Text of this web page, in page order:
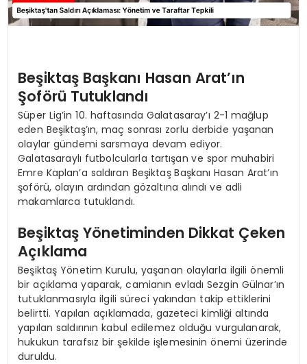
Beşiktaş Başkanı Hasan Arat’ın
Şoförü Tutuklandı
Süper Lig’in 10. haftasında Galatasaray’ı 2-1 mağlup
eden Beşiktaş’ın, maç sonrası zorlu derbide yaşanan
olaylar gündemi sarsmaya devam ediyor.
Galatasaraylı futbolcularla tartışan ve spor muhabiri
Emre Kaplan’a saldıran Beşiktaş Başkanı Hasan Arat’ın
şoförü, olayın ardından gözaltına alındı ve adli
makamlarca tutuklandı.
Beşiktaş Yönetiminden Dikkat Çeken
Açıklama
Beşiktaş Yönetim Kurulu, yaşanan olaylarla ilgili önemli
bir açıklama yaparak, camianın evladı Sezgin Gülnar’ın
tutuklanmasıyla ilgili süreci yakından takip ettiklerini
belirtti. Yapılan açıklamada, gazeteci kimliği altında
yapılan saldırının kabul edilemez olduğu vurgulanarak,
hukukun tarafsız bir şekilde işlemesinin önemi üzerinde
duruldu.